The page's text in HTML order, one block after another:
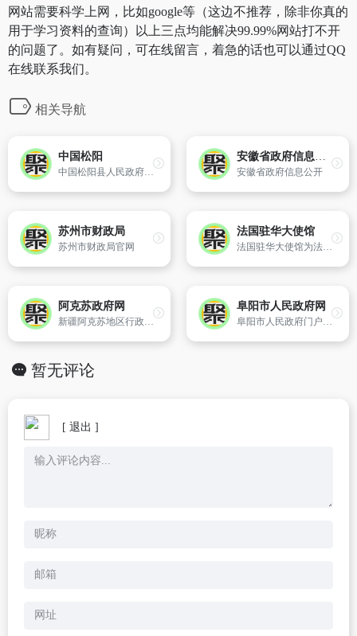
网站需要科学上网，比如google等（这边不推荐，除非你真的
用于学习资料的查询）以上三点均能解决99.99%网站打不开
的问题了。如有疑问，可在线留言，着急的话也可以通过QQ
在线联系我们。
相关导航
中国松阳
中国松阳县人民政府门户网站是县政府各职能部门在互联网上发布权威信息和提供在线服务的平台。网站及时对外发布松阳县重大的政治、经济、文化和社会发展等方面信息,为企业和公众提供快捷的网上信息查询通道和在线办事服务。
安徽省政府信息公开
安徽省政府信息公开
苏州市财政局
苏州市财政局官网
法国驻华大使馆
法国驻华大使馆为法国在中国官方办事机构。
阿克苏政府网
新疆阿克苏地区行政公署主办
阜阳市人民政府网
阜阳市人民政府门户网站(网址：www.fy.gov.cn和www.fy.cn)是由阜阳市人民政府主办,阜阳市政府电子政务办公室承办并负责运维管理,为社会各界提供优质、全方位的管理和服务的大型政府门户网站.
暂无评论
[ 退出 ]